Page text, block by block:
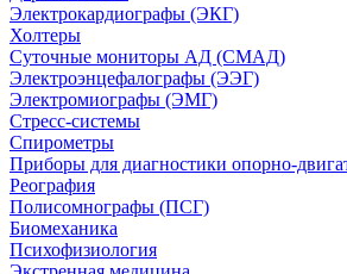
Электрокардиографы (ЭКГ)
Холтеры
Суточные мониторы АД (СМАД)
Электроэнцефалографы (ЭЭГ)
Электромиографы (ЭМГ)
Стресс-системы
Спирометры
Приборы для диагностики опорно-
Реография
Полисомнографы (ПСГ)
Биомеханика
Психофизиология